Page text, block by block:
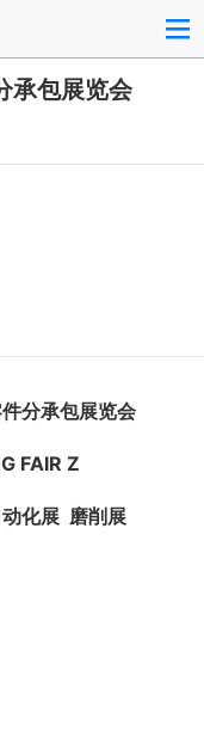
承包展览会
分承包展览会
FAIR Z
化展 磨削展
版权所有